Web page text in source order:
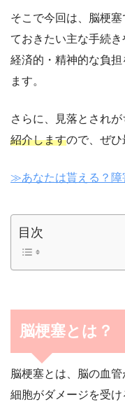
そこで今回は、脳梗
ておきたい主な手続き
経済的・精神的な負
ます。
さらに、見落とされが
紹介しますので、ぜひ
≫あなたは貰える？障
目次
脳梗塞とは？
脳梗塞とは、脳の血
細胞がダメージを受け